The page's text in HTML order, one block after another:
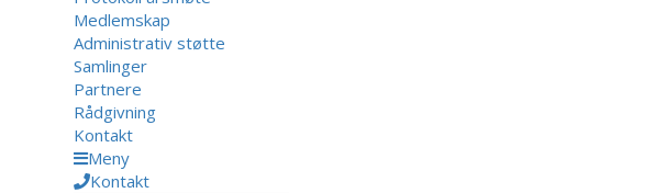
Medlemskap
Administrativ støtte
Samlinger
Partnere
Rådgivning
Kontakt
Meny
Kontakt